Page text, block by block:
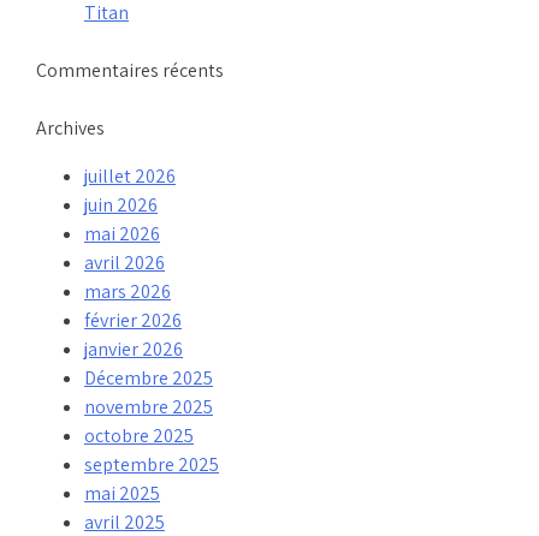
Titan
Commentaires récents
Archives
juillet 2026
juin 2026
mai 2026
avril 2026
mars 2026
février 2026
janvier 2026
Décembre 2025
novembre 2025
octobre 2025
septembre 2025
mai 2025
avril 2025